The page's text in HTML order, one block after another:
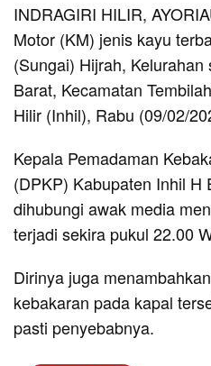
INDRAGIRI HILIR,
Motor (KM) jenis kayu
(Sungai) Hijrah, Kelurahan
Barat, Kecamatan
Hilir (Inhil), Rabu (09/02/
Kepala Pemadaman
(DPKP) Kabupaten Inhil H
dihubungi awak media
terjadi sekira pukul 22.00
Dirinya juga
kebakaran pada kapal
pasti penyebabnya.